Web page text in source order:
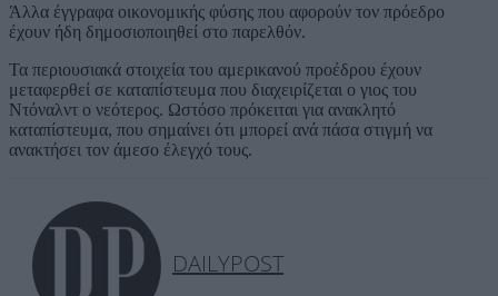
Άλλα έγγραφα οικονομικής φύσης που αφορούν τον πρόεδρο
έχουν ήδη δημοσιοποιηθεί στο παρελθόν.
Τα περιουσιακά στοιχεία του αμερικανού προέδρου έχουν
μεταφερθεί σε καταπίστευμα που διαχειρίζεται ο γιος του
Ντόναλντ ο νεότερος. Ωστόσο πρόκειται για ανακλητό
καταπίστευμα, που σημαίνει ότι μπορεί ανά πάσα στιγμή να
ανακτήσει τον άμεσο έλεγχό τους.
DAILYPOST